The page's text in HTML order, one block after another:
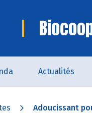
Actualités
Adoucissant